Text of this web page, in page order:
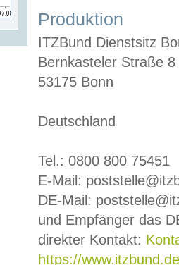
Produktion
ITZBund Dienstsitz
Bernkasteler Straße 8
53175 Bonn
Deutschland
Tel.: 0800 800 75451
E-Mail:
DE-Mail:
und Empfänger das
direkter Kontakt:
https://